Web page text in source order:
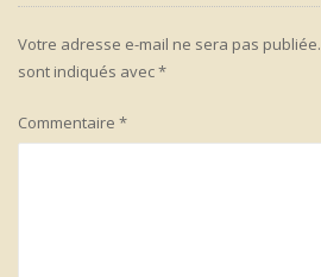
Votre adresse e-mail ne sera pas publiée.
sont indiqués avec*
Commentaire *